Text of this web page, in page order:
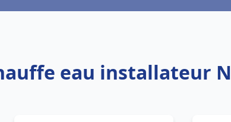
eau installateur